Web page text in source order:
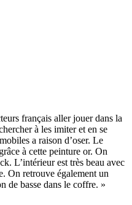
français aller jouer dans la
à les imiter et en se
a raison d’oser. Le
à cette peinture or. On
L’intérieur est très beau avec
On retrouve également un
de basse dans le coffre. »